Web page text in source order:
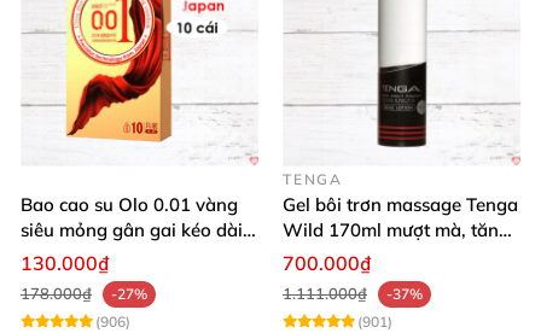
Bao cao su Olo 0.01 vàng
siêu mỏng gân gai kéo dài
yêu đỉnh
130.000₫
178.000₫
-27%
(906)
TENGA
Gel bôi trơn massage Tenga
Wild 170ml mượt mà, tăng
khoái cảm
700.000₫
1.111.000₫
-37%
(901)